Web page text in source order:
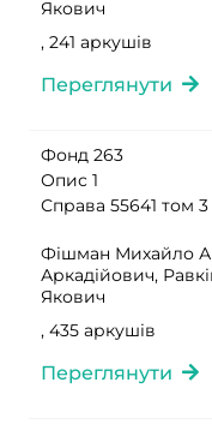
Якович
, 241 аркушів
Переглянути
Фонд 263
Опис 1
Справа 55641 том 3
Фішман Михайло
Аркадійович,
Якович
, 435 аркушів
Переглянути